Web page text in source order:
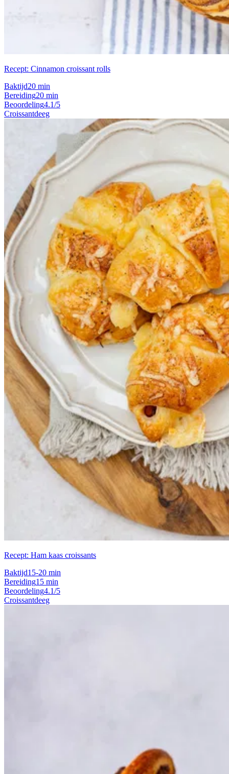
Recept: Cinnamon croissant rolls
Baktijd20 min
Bereiding20 min
Beoordeling4.1/5
Croissantdeeg
Recept: Ham kaas croissants
Baktijd15-20 min
Bereiding15 min
Beoordeling4.1/5
Croissantdeeg